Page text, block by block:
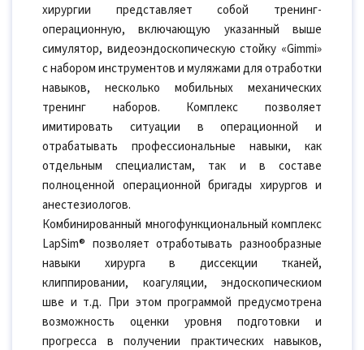
хирургии представляет собой тренинг-
операционную, включающую указанный выше
симулятор, видеоэндоскопическую стойку «Gimmi»
с набором инструментов и муляжами для отработки
навыков, несколько мобильных механических
тренинг наборов. Комплекс позволяет
имитировать ситуации в операционной и
отрабатывать профессиональные навыки, как
отдельным специалистам, так и в составе
полноценной операционной бригады хирургов и
анестезиологов.
Комбинированный многофункциональный комплекс
LapSim® позволяет отработывать разнообразные
навыки хирурга в диссекции тканей,
клиппировании, коагуляции, эндоскопическиом
шве и т.д. При этом программой предусмотрена
возможность оценки уровня подготовки и
прогресса в получении практических навыков,